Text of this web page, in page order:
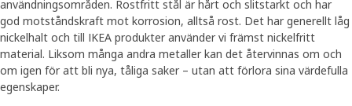
användningsområden. Rostfritt stål är hårt och slitstarkt och har
god motståndskraft mot korrosion, alltså rost. Det har generellt låg
nickelhalt och till IKEA produkter använder vi främst nickelfritt
material. Liksom många andra metaller kan det återvinnas om och
om igen för att bli nya, tåliga saker – utan att förlora sina värdefulla
egenskaper.